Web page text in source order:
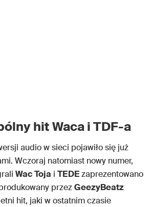
hit Waca i TDF-a
audio w sieci pojawiło się już
Wczoraj natomiast nowy numer,
Wac Toja i TEDEzaprezentowano
przezGeezyBeatz
hit, jaki w ostatnim czasie